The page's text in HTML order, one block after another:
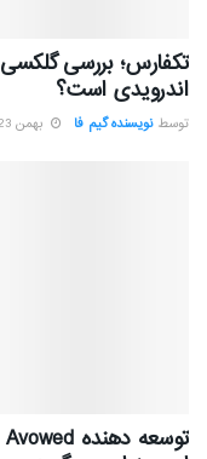
اندرویدی است؟
توسط نویسنده گیم فا بهمن 23, 1403